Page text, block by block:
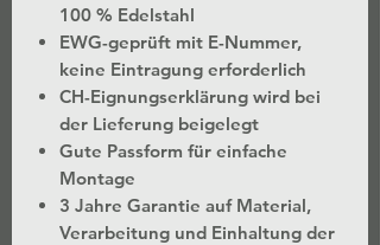
100 % Edelstahl
EWG-geprüft mit E-Nummer,
keine Eintragung erforderlich
CH-Eignungserklärung wird bei
der Lieferung beigelegt
Gute Passform für einfache
Montage
3 Jahre Garantie auf Material,
Verarbeitung und Einhaltung der